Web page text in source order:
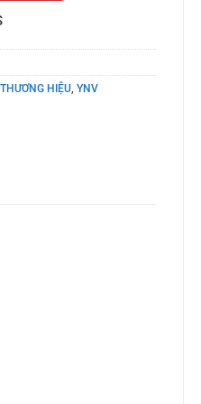
THƯƠNG HIỆU, YNV